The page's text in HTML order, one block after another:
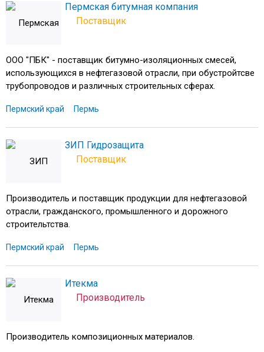
Пермская битумная компания
Поставщик
ООО "ПБК" - поставщик битумно-изоляционных смесей,
использующихся в нефтегазовой отрасли, при обустройтсве
трубопроводов и различных строительных сферах.
Пермский край Пермь
ЗИП Гидрозащита
Поставщик
Производитель и поставщик продукции для нефтегазовой
отрасли, гражданского, промышленного и дорожного
строительтства.
Пермский край Пермь
Итекма
Производитель
Производитель композиционных материалов.